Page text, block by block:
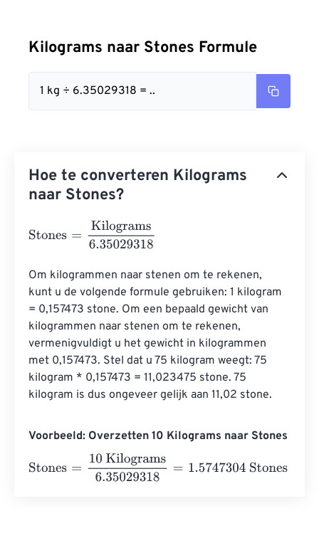
Kilograms naar Stones Formule
1 kg ÷ 6.35029318 = ..
Hoe te converteren Kilograms
naar Stones?
Stones Kilograms6.35029318
Om kilogrammen naar stenen om te rekenen,
kunt u de volgende formule gebruiken: 1 kilogram
= 0,157473 stone. Om een ​​bepaald gewicht van
kilogrammen naar stenen om te rekenen,
vermenigvuldigt u het gewicht in kilogrammen
met 0,157473. Stel dat u 75 kilogram weegt: 75
kilogram * 0,157473 = 11,023475 stone. 75
kilogram is dus ongeveer gelijk aan 11,02 stone.
Voorbeeld: Overzetten 10 Kilograms naar Stones
Stones
10 Kilograms6.35029318=1.5747304